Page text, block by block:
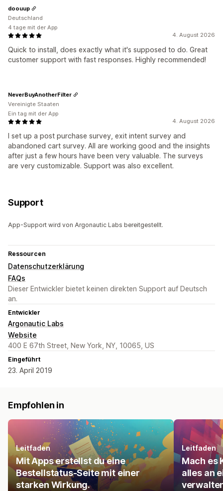
4. August 2026
Quick to install, does exactly what it's supposed to do. Great
customer support with fast responses. Highly recommended!
doouup
Deutschland
4 tage mit der App
4. August 2026
I set up a post purchase survey, exit intent survey and
abandoned cart survey. All are working good and the insights
after just a few hours have been very valuable. The surveys
are very customizable. Support was also excellent.
NeverBuyAnotherFilter
Vereinigte Staaten
Ein tag mit der App
Support
App-Support wird von Argonautic Labs bereitgestellt.
Ressourcen
Datenschutzerklärung
FAQs
Dieser Entwickler bietet keinen direkten Support auf Deutsch
an.
Entwickler
Argonautic Labs
Website
400 E 67th Street, New York, NY, 10065, US
Eingeführt
23. April 2019
Empfohlen in
Leitfaden
Mit Apps erstellst du eine
Bestellstatus-Seite mit einer
starken Wirkung.
Leitfaden
Mach es
alles an